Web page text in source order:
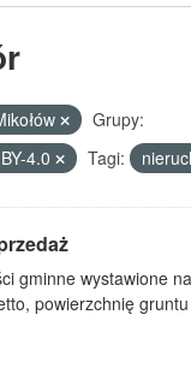
Grupy:
4.0 Tagi:
gminne wystawione
powierzchnię